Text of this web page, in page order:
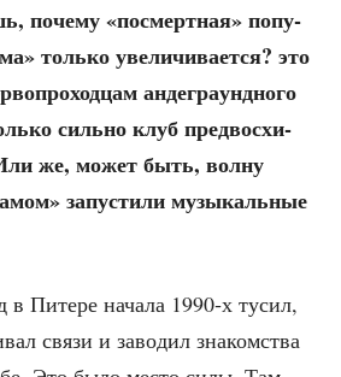
поче­му «посмерт­ная» попу­
толь­ко уве­ли­чи­ва­ет­ся? это
анде­гра­унд­но­го
силь­но клуб пред­вос­хи­
же, может быть, вол­ну
запу­сти­ли музы­каль­ные
Пите­ре нача­ла 1990‑х тусил,
свя­зи и заво­дил зна­ком­ства